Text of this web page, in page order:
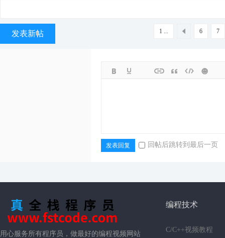
1 ... 6 7
发表新帖
发表回复 回帖后跳转到最后一页
用心服务所有程序员，做最好的编程视频网站
编程技术
C/C++视频教程